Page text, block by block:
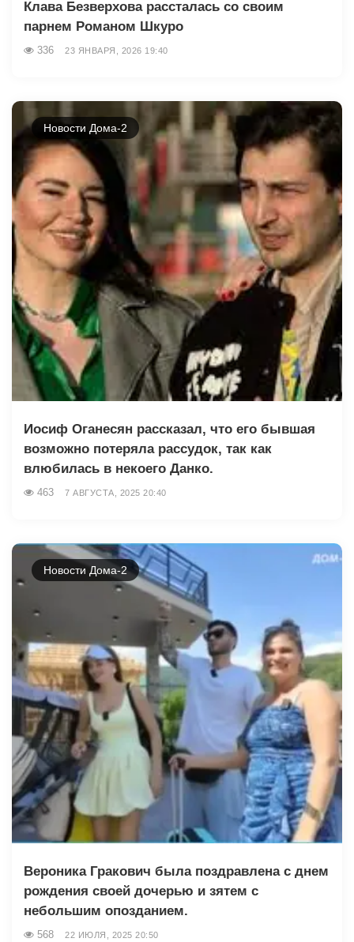
Клава Безверхова рассталась со своим
парнем Романом Шкуро
336 23 ЯНВАРЯ, 2026 19:40
Новости Дома-2
Иосиф Оганесян рассказал, что его бывшая
возможно потеряла рассудок, так как
влюбилась в некоего Данко.
463 7 АВГУСТА, 2025 20:40
Новости Дома-2
Вероника Гракович была поздравлена с днем
рождения своей дочерью и зятем с
небольшим опозданием.
568 22 ИЮЛЯ, 2025 20:50